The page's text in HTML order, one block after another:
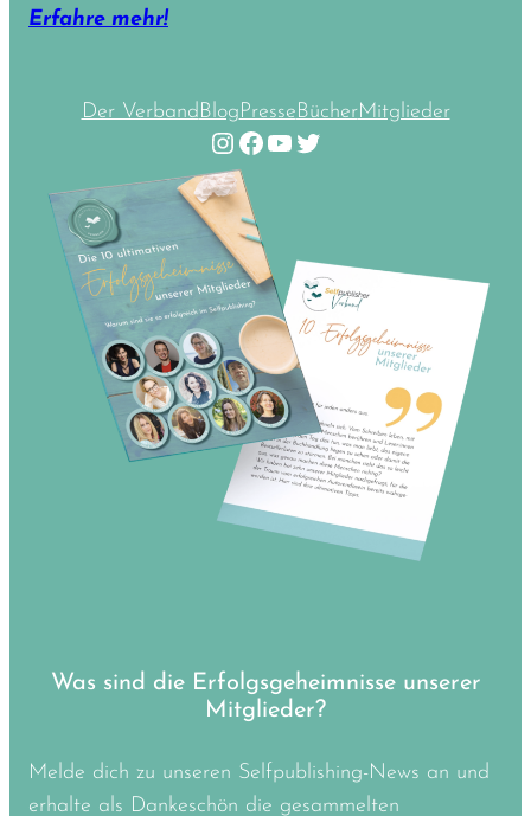
Erfahre mehr!
Der VerbandBlogPresseBücherMitglieder
Instagram Facebook YouTube Twitter
Was sind die Erfolgsgeheimnisse unserer
Mitglieder?
Melde dich zu unseren Selfpublishing-News an und
erhalte als Dankeschön die gesammelten